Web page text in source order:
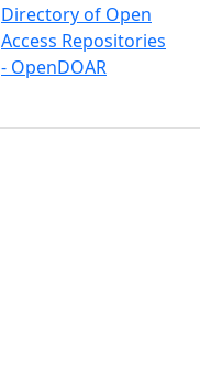
Directory of Open
Access Repositories
- OpenDOAR